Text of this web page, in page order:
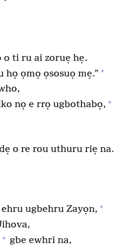
o ti ru ai zoruẹ hẹ.
họ ọmọ ọsosuọ mẹ.” +
nọ e rrọ ugbothabọ, +
o re rou uthuru riẹ na.
ugbehru Zayọn, +
+ gbe ewhri na,